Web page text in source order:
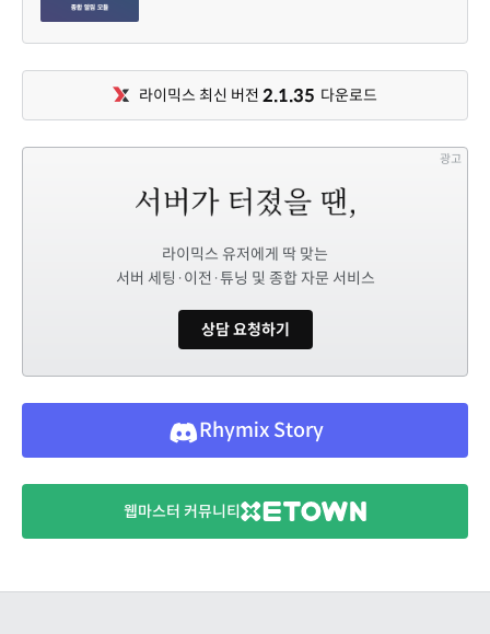
라이믹스 최신 버전 2.1.35 다운로드
광고
라이믹스 유저에게 딱 맞는
서버 세팅·이전·튜닝 및 종합 자문 서비스
상담 요청하기
Rhymix Story
웹마스터 커뮤니티